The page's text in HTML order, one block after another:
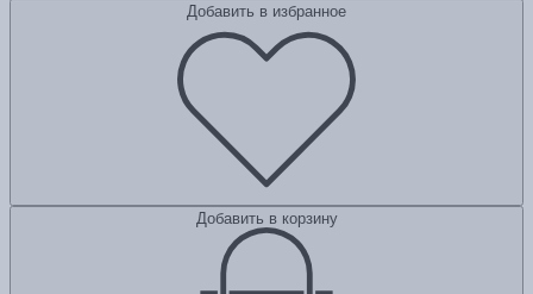
Добавить в избранное
Добавить в корзину